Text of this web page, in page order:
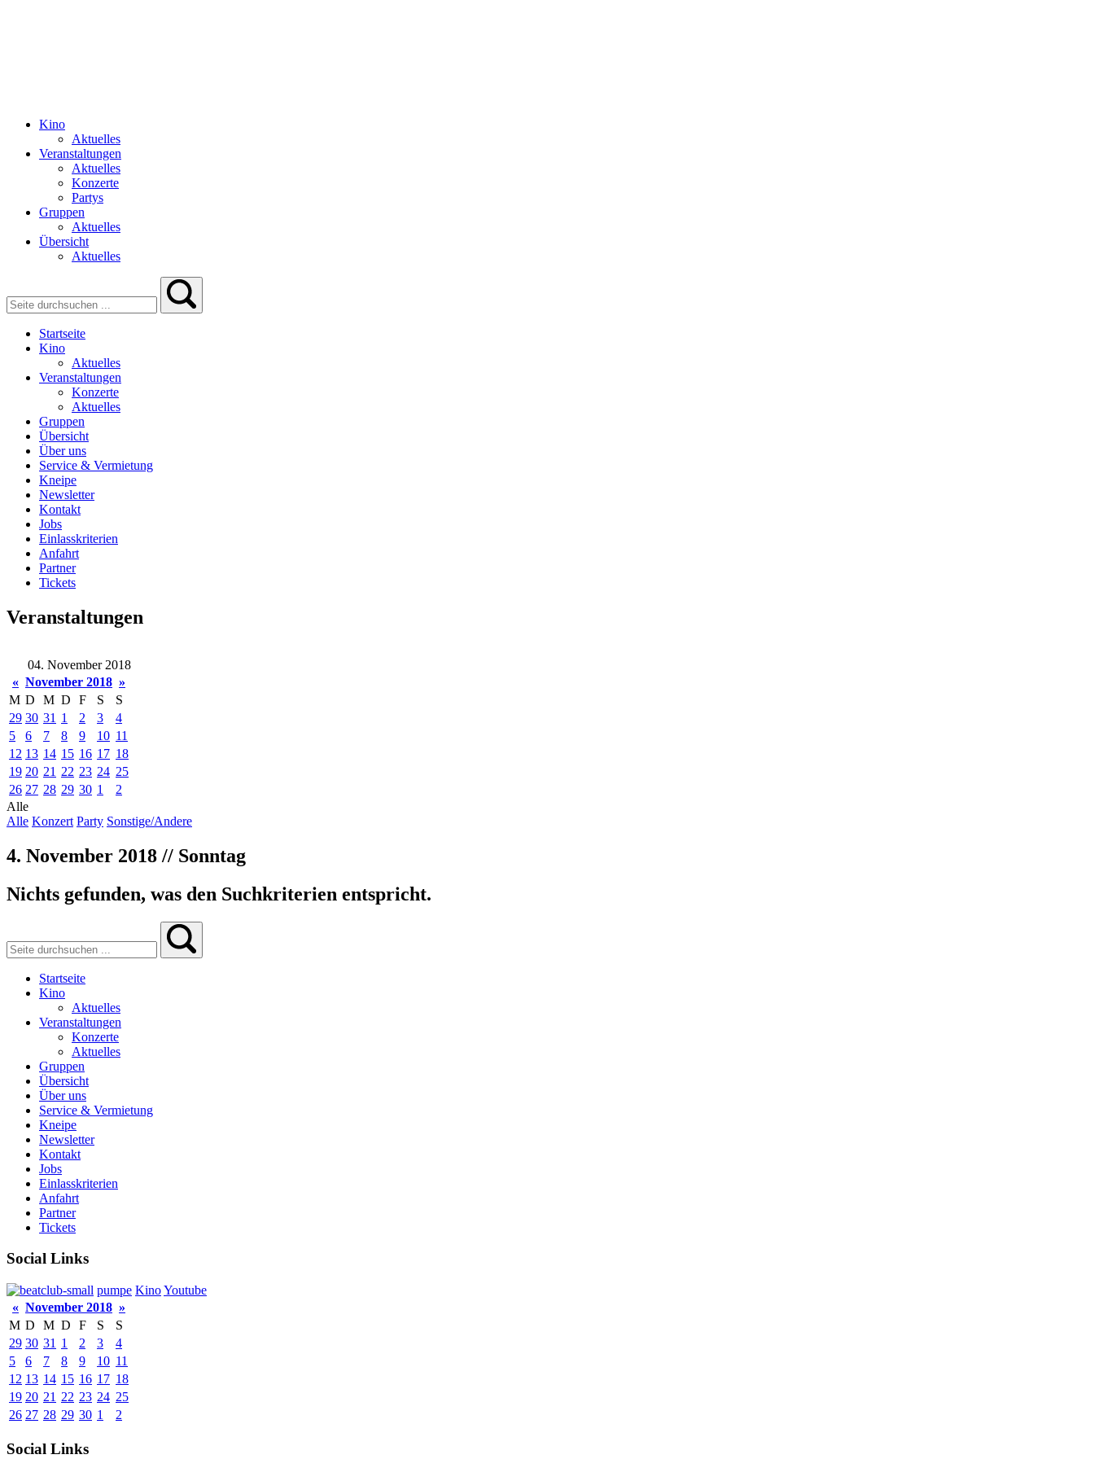
Kino
Aktuelles
Veranstaltungen
Aktuelles
Konzerte
Partys
Gruppen
Aktuelles
Übersicht
Aktuelles
Startseite
Kino
Aktuelles
Veranstaltungen
Konzerte
Aktuelles
Gruppen
Übersicht
Über uns
Service & Vermietung
Kneipe
Newsletter
Kontakt
Jobs
Einlasskriterien
Anfahrt
Partner
Tickets
Veranstaltungen
04. November 2018
« November 2018 »
M D M D F S
S
29 30 31 1 2 3
4
5
6 7 8 9 10 11
12 13 14 15 16 17 18
19 20 21 22 23 24 25
26 27 28 29 30 1
2
Alle
Alle Konzert Party Sonstige/Andere
4. November 2018 // Sonntag
Nichts gefunden, was den Suchkriterien entspricht.
Startseite
Kino
Aktuelles
Veranstaltungen
Konzerte
Aktuelles
Gruppen
Übersicht
Über uns
Service & Vermietung
Kneipe
Newsletter
Kontakt
Jobs
Einlasskriterien
Anfahrt
Partner
Tickets
Social Links
pumpe KinoYoutube
« November 2018 »
M D M D F S
S
29 30 31 1 2 3
4
5
6 7 8 9 10 11
12 13 14 15 16 17 18
19 20 21 22 23 24 25
26 27 28 29 30 1 2
Social Links